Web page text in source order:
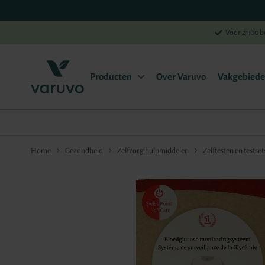
Voor 21:00
Producten Over Varuvo
Home Gezondheid Zelfzorg hulpmiddelen Zelftesten en